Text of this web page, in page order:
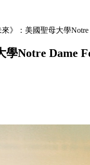
來》：美國聖母大學
學Notre Dame